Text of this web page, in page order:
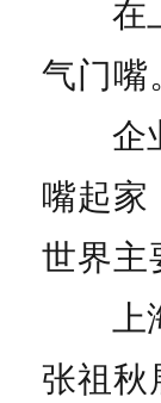
在
气门嘴。
企
嘴起
世界主
上
张祖秋